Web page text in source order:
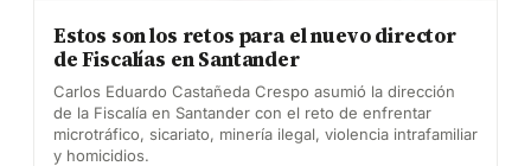
Estos son los retos para el nuevo director
de Fiscalías en Santander
Carlos Eduardo Castañeda Crespo asumió la dirección
de la Fiscalía en Santander con el reto de enfrentar
microtráfico, sicariato, minería ilegal, violencia intrafamiliar
y homicidios.